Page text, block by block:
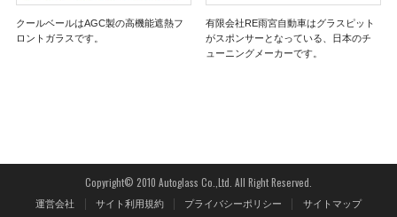
クールベールはAGC製の高機能遮熱フ
ロントガラスです。
有限会社RE雨宮自動車はグラスピット
がスポンサーとなっている、日本のチ
ューニングメーカーです。
Copyright© 2010 Autoglass Co.,Ltd. All Right Reserved.
運営会社 サイト利用規約 プライバシーポリシー サイトマップ